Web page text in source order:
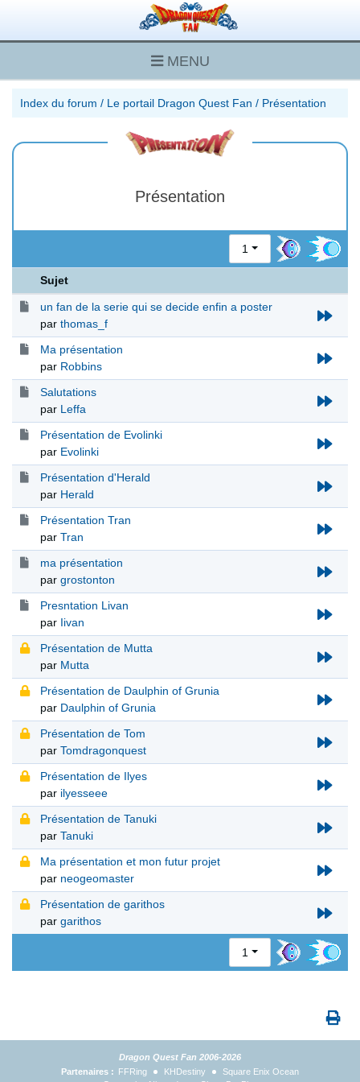
MENU
Index du forum / Le portail Dragon Quest Fan / Présentation
Présentation
1
Sujet
un fan de la serie qui se decide enfin a poster
par thomas_f
Ma présentation
par Robbins
Salutations
par Leffa
Présentation de Evolinki
par Evolinki
Présentation d'Herald
par Herald
Présentation Tran
par Tran
ma présentation
par grostonton
Presntation Livan
par Iivan
Présentation de Mutta
par Mutta
Présentation de Daulphin of Grunia
par Daulphin of Grunia
Présentation de Tom
par Tomdragonquest
Présentation de Ilyes
par ilyesseee
Présentation de Tanuki
par Tanuki
Ma présentation et mon futur projet
par neogeomaster
Présentation de garithos
par garithos
1
Dragon Quest Fan 2006-2026
Partenaires : FFRing KHDestiny
Square Enix Ocean